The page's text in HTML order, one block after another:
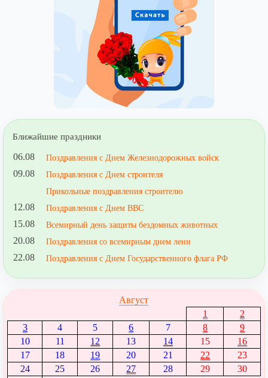
Ближайшие праздники
06.08 Поздравления с Днем Железнодорожных войск
09.08
Поздравления с Днем строителя
Прикольные поздравления строителю
12.08 Поздравления с Днем ВВС
15.08 Всемирный день защиты бездомных животных
20.08 Поздравления со всемирным днем лени
22.08 Поздравления с Днем Государственного флага РФ
Август
1
2
3
4 5 6 7 8
9
10
11 12 13 14 15
16
17
18 19 20 21 22
23
24
25 26 27 28 29
30